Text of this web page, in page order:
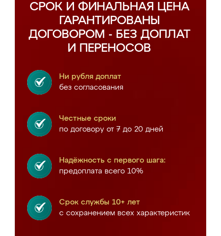
СРОК И ФИНАЛЬНАЯ ЦЕНА
ГАРАНТИРОВАНЫ
ДОГОВОРОМ - БЕЗ ДОПЛАТ
И ПЕРЕНОСОВ
Ни рубля доплат
без согласования
Честные сроки
по договору от 7 до 20 дней
Надёжность с первого шага:
предоплата всего 10%
Срок службы 10+ лет
с сохранением всех характеристик